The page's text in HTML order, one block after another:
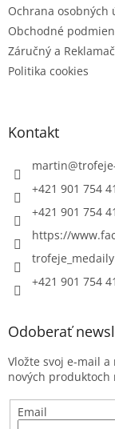
Ochrana osobných
Obchodné
Záručný a
Politika cookies
Kontakt
martin@
+421 901 754
+421 901 754
https://
trofeje_medaily
+421 901 754
Odoberať
Vložte svoj e-mail
nových produktoch
Email